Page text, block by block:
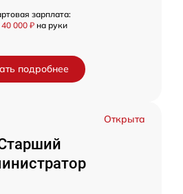
зарплата:
40 000 ₽ на руки
подробнее
Открыта